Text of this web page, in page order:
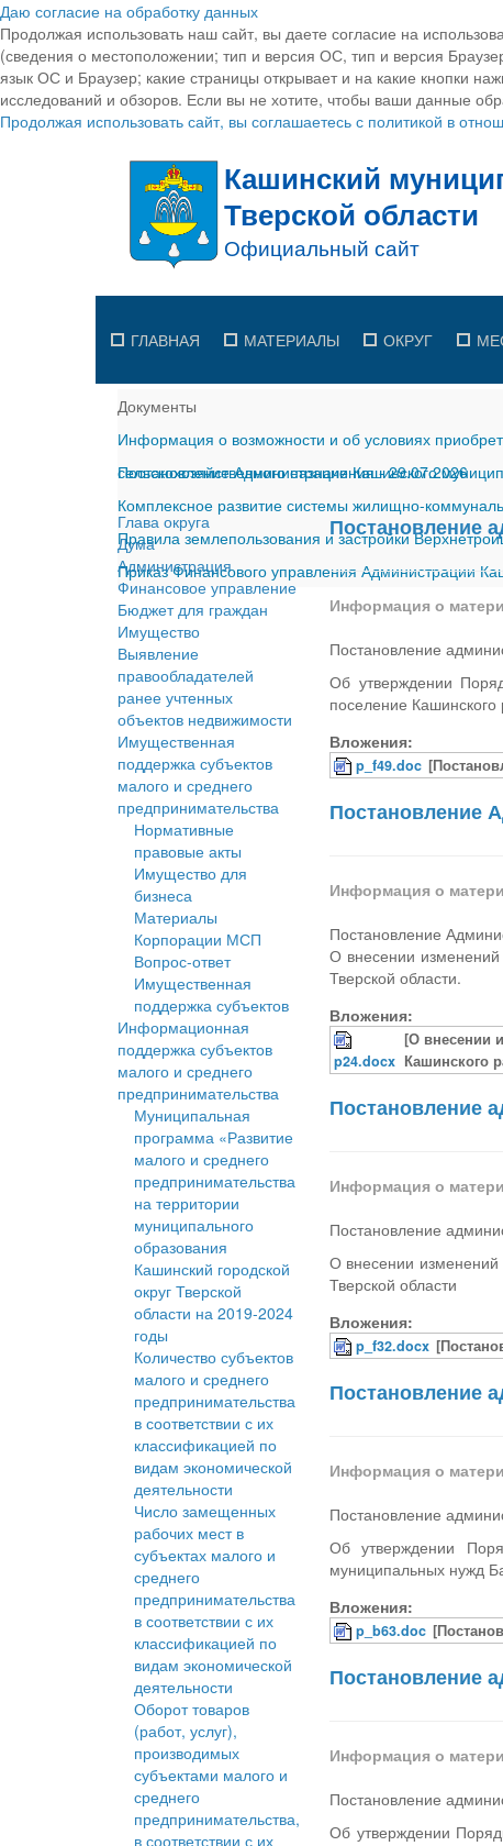
Даю согласие на обработку данных
Продолжая использовать наш сайт, вы даете согласие на
(сведения о местоположении; тип и версия ОС, тип и версия
язык ОС и Браузер; какие страницы открывает и на какие кнопки
исследований и обзоров. Если вы не хотите, чтобы ваши данные
Продолжая использовать сайт, вы соглашаетесь с политикой в
ГЛАВНАЯ МАТЕРИАЛЫ ОКРУГ
Документы
Информация о возможности и об условиях
сельскохозяйственного назначения-29.07.2026
Постановление Администрации Кашинского
Комплексное развитие системы жилищно-
Правила землепользования и застройки
Приказ Финансового управления Администрации
Глава округа
Дума
Администрация
Финансовое управление
Бюджет для граждан
Имущество
Выявление
правообладателей
ранее учтенных
объектов недвижимости
Имущественная
поддержка субъектов
малого и среднего
предпринимательства
Нормативные
правовые акты
Имущество для
бизнеса
Материалы
Корпорации МСП
Вопрос-ответ
Имущественная
поддержка субъектов
Информационная
поддержка субъектов
малого и среднего
предпринимательства
Муниципальная
программа «Развитие
малого и среднего
предпринимательства
на территории
муниципального
образования
Кашинский городской
округ Тверской
области на 2019-2024
годы
Количество субъектов
малого и среднего
предпринимательства
в соответствии с их
классификацией по
видам экономической
деятельности
Число замещенных
рабочих мест в
субъектах малого и
среднего
предпринимательства
в соответствии с их
классификацией по
видам экономической
деятельности
Оборот товаров
(работ, услуг),
производимых
субъектами малого и
среднего
предпринимательства,
в соответствии с их
Постановление
Информация о
Постановление
Об утверждении
поселение
Вложения:
p_f49.doc
Постановление
Информация о
Постановление
О внесении изменений
Тверской области.
Вложения:
p24.docx
[О внесении
Кашинского
Постановление
Информация о
Постановление
О внесении изменений
Тверской области
Вложения:
p_f32.docx
Постановление
Информация о
Постановление
Об утверждении
муниципальных нужд
Вложения:
p_b63.doc
Постановление
Информация о
Постановление
Об утверждении